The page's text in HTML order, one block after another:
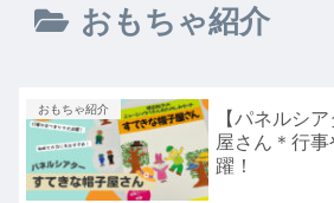
おもちゃ紹介
おもちゃ紹介
【パネルシ
屋さん＊行
躍！